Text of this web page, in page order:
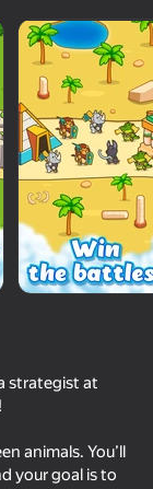
Army Evolution: Merge & Tactics
Hoops &
58
strategist at
animals. You’ll
your goal is to